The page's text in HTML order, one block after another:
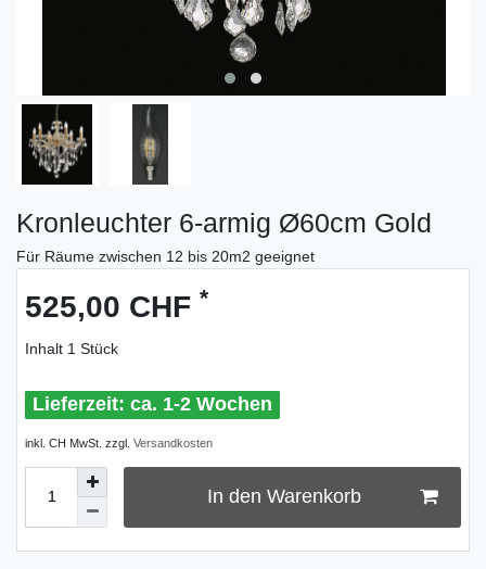
Kronleuchter 6-armig Ø60cm Gold
Für Räume zwischen 12 bis 20m2 geeignet
525,00 CHF *
Inhalt 1 Stück
ca. 1-2 Wochen
inkl. CH MwSt. zzgl. Versandkosten
In den Warenkorb